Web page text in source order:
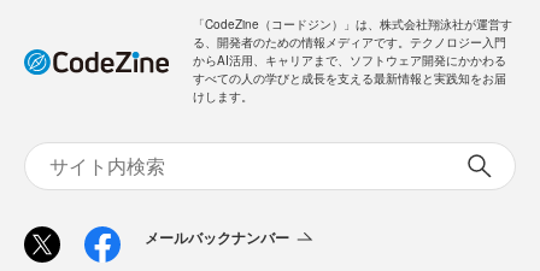
「CodeZine（コードジン）」は、株式会社翔泳社が運営す
る、開発者のための情報メディアです。テクノロジー入門
からAI活用、キャリアまで、ソフトウェア開発にかかわる
すべての人の学びと成長を支える最新情報と実践知をお届
けします。
メールバックナンバー